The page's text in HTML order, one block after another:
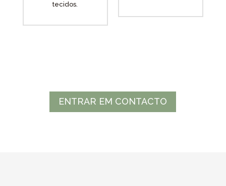
tecidos.
ENTRAR EM CONTACTO